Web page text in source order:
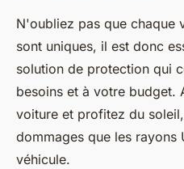
N'oubliez pas que chaque
sont uniques, il est donc
solution de protection qui
besoins et à votre budget.
voiture et profitez du
dommages que les rayons
véhicule.